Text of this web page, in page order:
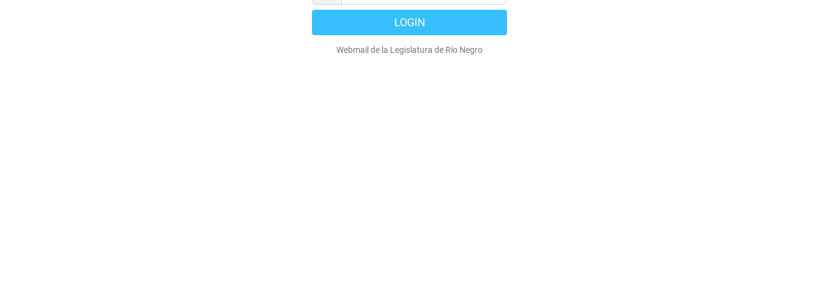
LOGIN
Webmail de la Legislatura de Río Negro